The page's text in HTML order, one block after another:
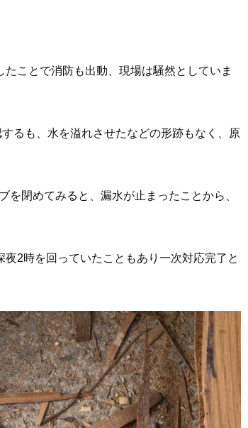
ことで消防も出動、現場は騒然としていま
るも、水を溢れさせたなどの形跡もなく、原
閉めてみると、漏水が止まったことから、
2時を回っていたこともあり一次対応完了と